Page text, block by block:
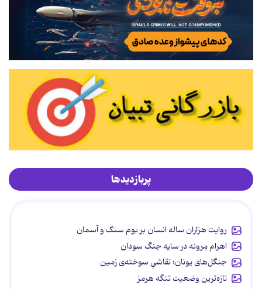
پربازدیدها
روایت هزاران ساله انسان بر بوم سنگ و آسمان
اهرام مِروئه در سایه جنگ سودان
جنگل‌های یونان؛ نقاشیِ سوخته‌ی زمین
تازه‌ترین وضعیت تنگه هرمز